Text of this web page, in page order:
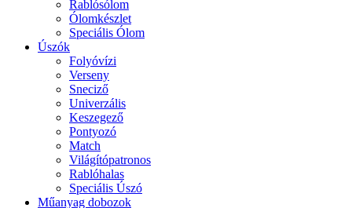
Rablósólom
Ólomkészlet
Speciális Ólom
Úszók
Folyóvízi
Verseny
Sneciző
Univerzális
Keszegező
Pontyozó
Match
Világítópatronos
Rablóhalas
Speciális Úszó
Műanyag dobozok